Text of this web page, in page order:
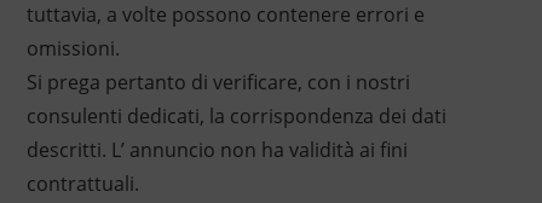
tuttavia, a volte possono contenere errori e
omissioni.
Si prega pertanto di verificare, con i nostri
consulenti dedicati, la corrispondenza dei dati
descritti. L’ annuncio non ha validità ai fini
contrattuali.